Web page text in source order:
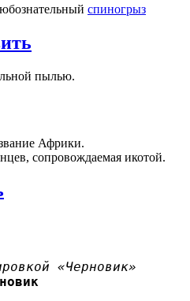
спиногрыз
пылью.
Африки.
сопровождаемая икотой.
«Черновик»